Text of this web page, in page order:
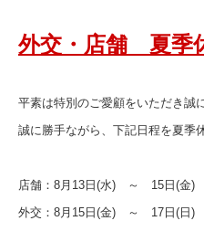
外交・店舗 夏季
平素は特別のご愛顧をいただき誠
誠に勝手ながら、下記日程を夏季
店舗：8月13日(水) ～ 15日(金)
外交：8月15日(金) ～ 17日(日)